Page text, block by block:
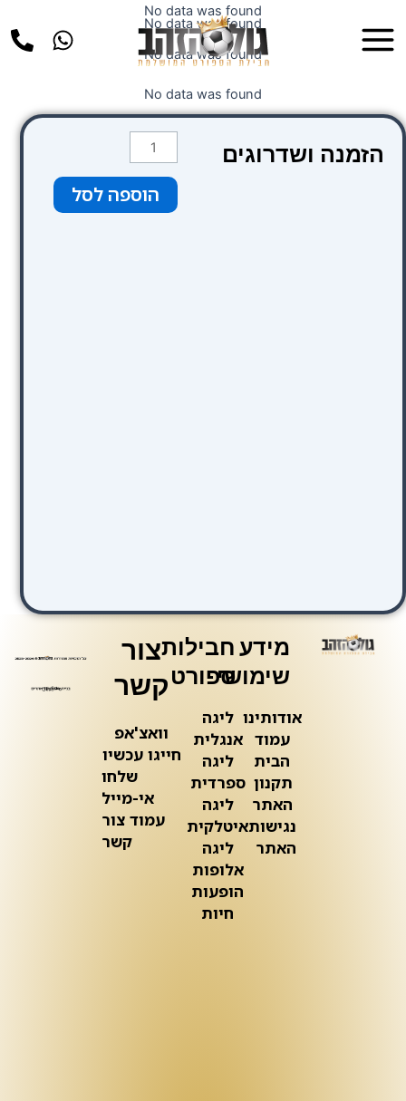
לתוכן
Menu
No data was found
No data was found
No data was found
No data was found
הזמנה ושדרוגים
כמות
של
קטגוריה
1
הוספה לסל
מידע
שימושי
אודותינו
עמוד
הבית
תקנון
האתר
נגישות
האתר
חבילות
ספורט
ליגה
אנגלית
ליגה
ספרדית
ליגה
איטלקית
ליגה
אלופות
הופעות
חיות
צור
קשר
וואצ'אפ
חייגו עכשיו
שלחו
אי-מייל
עמוד צור
קשר